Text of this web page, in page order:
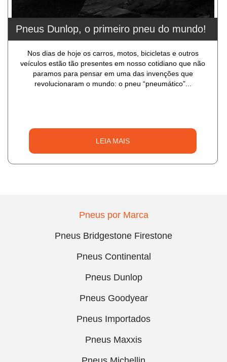
Pneus Dunlop, o primeiro pneu do mundo!
Nos dias de hoje os carros, motos, bicicletas e outros
veículos estão tão presentes em nosso cotidiano que não
paramos para pensar em uma das invenções que
revolucionaram o mundo: o pneu “pneumático”...
LEIA MAIS
Pneus por Marca
Pneus Bridgestone Firestone
Pneus Continental
Pneus Dunlop
Pneus Goodyear
Pneus Importados
Pneus Maxxis